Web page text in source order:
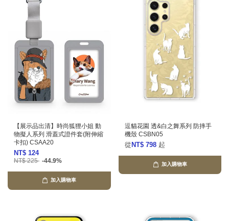
【展示品出清】時尚狐狸小姐 動
物擬人系列 滑蓋式證件套(附伸縮
卡扣) CSAA20
NT$ 124
NT$ 225 -44.9%
加入購物車
逗貓花園 透&白之舞系列 防摔手
機殼 CSBN05
從 NT$ 798 起
加入購物車